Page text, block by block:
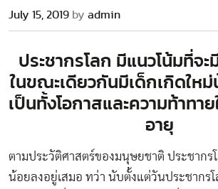
July 15, 2019 by admin
ประชากรโลก มีแนวโน้มที่จ
ในขณะเดียวกันมีเด็กเกิดให
เป็นทั้งโอกาสและความท้าทา
อายุ
ตามประวัติศาสตร์ของมนุษยชาติ ประชากร
น้อยลงอยู่เสมอ ทว่า นับตั้งแต่วันประชากรโ